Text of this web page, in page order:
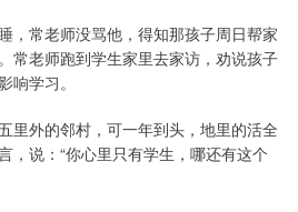
，常老师没骂他，得知那孩子周日帮家
常老师跑到学生家里去家访，劝说孩子
响学习。
里外的邻村，可一年到头，地里的活全
，说：“你心里只有学生，哪还有这个